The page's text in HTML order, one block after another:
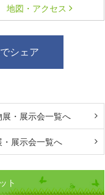
地図・アクセス
シェア
・展示会一覧へ
展示会一覧へ
ト